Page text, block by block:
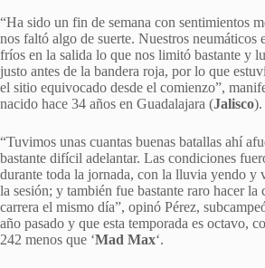
“Ha sido un fin de semana con sentimientos
nos faltó algo de suerte. Nuestros neumáticos
fríos en la salida lo que nos limitó bastante y
justo antes de la bandera roja, por lo que
el sitio equivocado desde el comienzo”,
nacido hace 34 años en Guadalajara (Jalisco).
“Tuvimos unas cuantas buenas batallas ahí
bastante difícil adelantar. Las condiciones
durante toda la jornada, con la lluvia yendo y
la sesión; y también fue bastante raro hacer
carrera el mismo día”, opinó Pérez,
año pasado y que esta temporada es octavo,
242 menos que ‘Mad Max‘.